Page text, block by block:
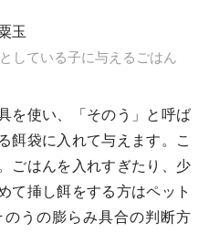
している子に与えるごはん
を使い、「そのう」と呼ば
餌袋に入れて与えます。こ
ごはんを入れすぎたり、少
て挿し餌をする方はペット
うの膨らみ具合の判断方